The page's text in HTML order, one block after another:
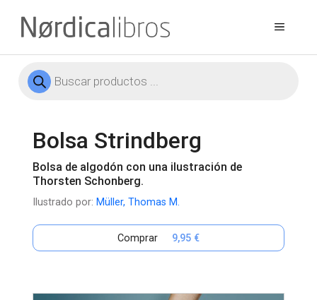
contenido
Menú
Búsqueda
de
Bolsa Strindberg
Bolsa de algodón con una ilustración de
Thorsten Schonberg.
Ilustrado por: Müller, Thomas M.
Comprar 9,95 €